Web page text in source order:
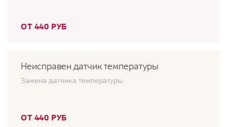
ОТ 440 РУБ
Неисправен датчик температуры
Замена датчика температуры
ОТ 440 РУБ